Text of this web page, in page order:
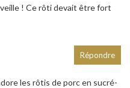
! Ce rôti devait être fort
les rôtis de porc en sucré-
Répondre